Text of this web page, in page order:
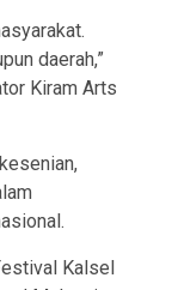
daerah,”
Kiram Arts
Kalsel